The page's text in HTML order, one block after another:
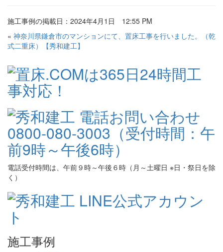
施工事例の掲載日：2024年4月1日 12:55 PM
« 神奈川県鎌倉市のマンションにて、置床工事を行いました。（乾
式二重床）【秀和建工】
電話受付時間は、午前９時～午後６時（月～土曜日 ※日・祭日を除
く）
施工事例